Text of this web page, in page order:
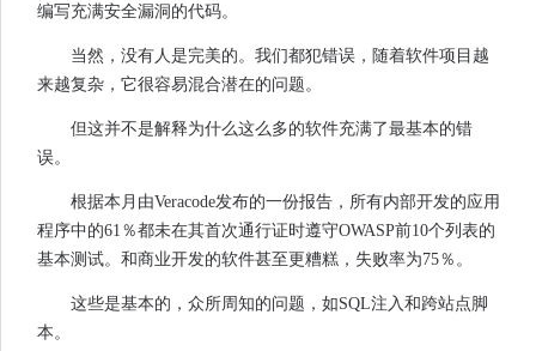
编写充满安全漏洞的代码。
当然，没有人是完美的。我们都犯错误，随着软件项目越
来越复杂，它很容易混合潜在的问题。
但这并不是解释为什么这么多的软件充满了最基本的错
误。
根据本月由Veracode发布的一份报告，所有内部开发的应用
程序中的61％都未在其首次通行证时遵守OWASP前10个列表的
基本测试。和商业开发的软件甚至更糟糕，失败率为75％。
这些是基本的，众所周知的问题，如SQL注入和跨站点脚
本。